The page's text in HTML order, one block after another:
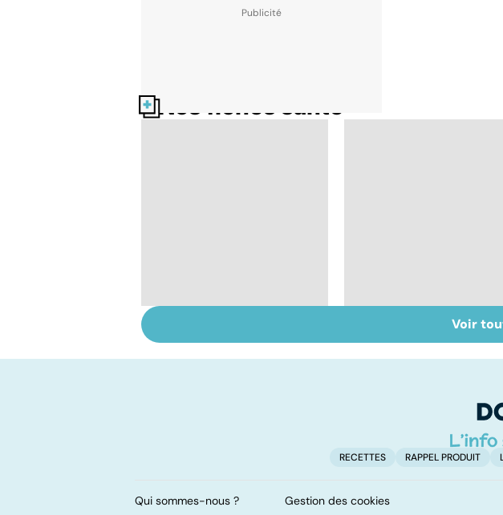
Nos fiches santé
pour la vie
Labial, génital,
oculaire : comment
Voir
RECETTES RAPPEL PRODUIT
Qui sommes-nous ?
Gestion des cookies